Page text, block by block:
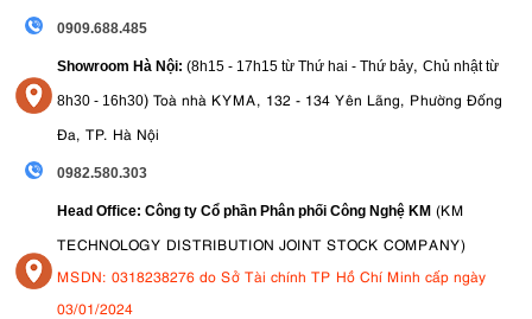
0909.688.485
Showroom Hà Nội: (8h15 - 17h15 từ Thứ hai - Thứ bảy Chủ nhật từ
8h30 - 16h30) Toà nhà KYMA, 132 - 134 Yên Lãng, Phường Đống
Đa, TP. Hà Nội
0982.580.303
Head Office: Công ty Cổ phần Phân phối Công Nghệ KM (KM
TECHNOLOGY DISTRIBUTION JOINT STOCK COMPANY)
MSDN: 0318238276 do Sở Tài chính TP Hồ Chí Minh cấp ngày
03/01/2024